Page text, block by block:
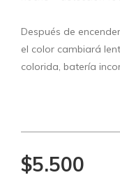
Después de
el color cambiará
colorida, batería
$5.500